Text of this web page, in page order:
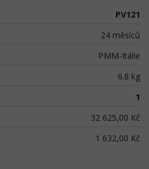
PV121
24 měsíců
PMM-Itálie
6.8 kg
1
32 625,00 Kč
1 632,00 Kč